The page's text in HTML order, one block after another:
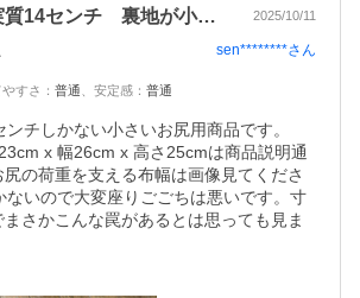
座面サイズが実質14センチ 裏地が小さい 2025/10/11
sen********さん
すさ ： 普通 安定感 ： 普通
チしかない小さいお尻用商品です。
x 幅26cm x 高さ25cmは商品説明通
尻の荷重を支える布幅は画像見てくださ
ないので大変座りごごちは悪いです。寸
さかこんな罠があるとは思っても見ま